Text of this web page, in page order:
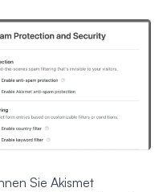
Sie Akismet